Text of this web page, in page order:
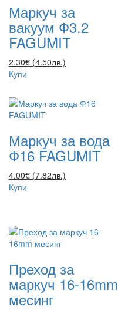
Маркуч за
вакуум Ф3.2
FAGUMIT
2.30€ (4.50лв.)
Купи
Маркуч за вода
Ф16 FAGUMIT
4.00€ (7.82лв.)
Купи
Преход за
маркуч 16-16mm
месинг